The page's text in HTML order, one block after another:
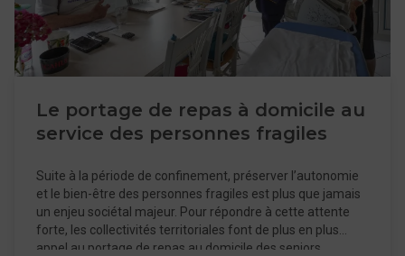
Le portage de repas à domicile au
service des personnes fragiles
Suite à la période de confinement, préserver l’autonomie
et le bien-être des personnes fragiles est plus que jamais
un enjeu sociétal majeur. Pour répondre à cette attente
forte, les collectivités territoriales font de plus en plus
appel au portage de repas au domicile des seniors.